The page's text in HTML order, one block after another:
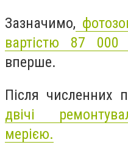
Зазначимо,
вартістю 87 000
вперше.
Після численних
двічі
мерією.